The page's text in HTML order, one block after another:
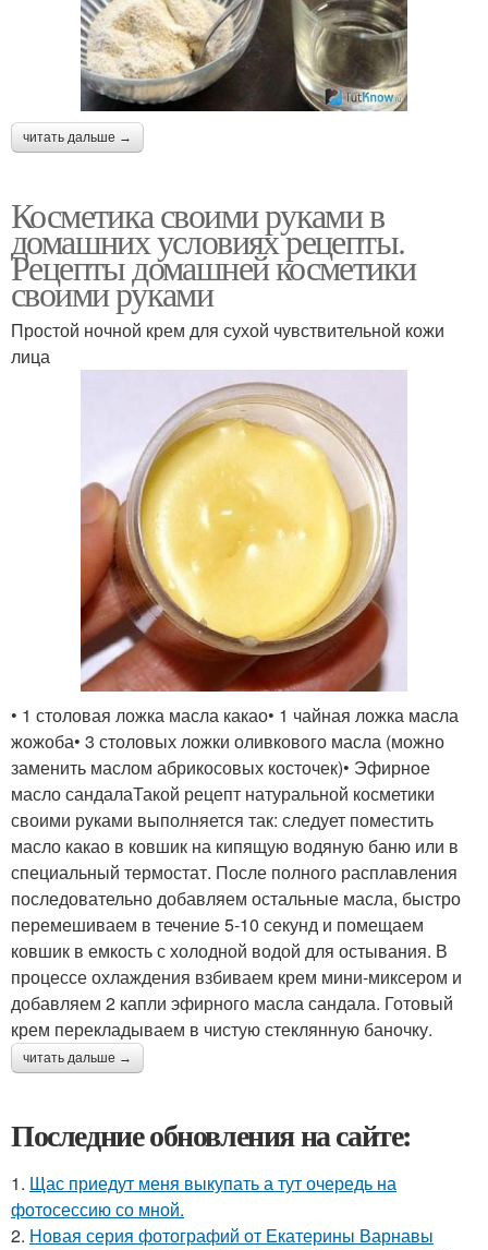
читать дальше →
Косметика своими руками в
домашних условиях рецепты.
Рецепты домашней косметики
своими руками
Простой ночной крем для сухой чувствительной кожи
лица
• 1 столовая ложка масла какао• 1 чайная ложка масла
жожоба• 3 столовых ложки оливкового масла (можно
заменить маслом абрикосовых косточек)• Эфирное
масло сандалаТакой рецепт натуральной косметики
своими руками выполняется так: следует поместить
масло какао в ковшик на кипящую водяную баню или в
специальный термостат. После полного расплавления
последовательно добавляем остальные масла, быстро
перемешиваем в течение 5-10 секунд и помещаем
ковшик в емкость с холодной водой для остывания. В
процессе охлаждения взбиваем крем мини-миксером и
добавляем 2 капли эфирного масла сандала. Готовый
крем перекладываем в чистую стеклянную баночку.
читать дальше →
Последние обновления на сайте:
1. Щас приедут меня выкупать а тут очередь на
фотосессию со мной.
2. Новая серия фотографий от Екатерины Варнавы